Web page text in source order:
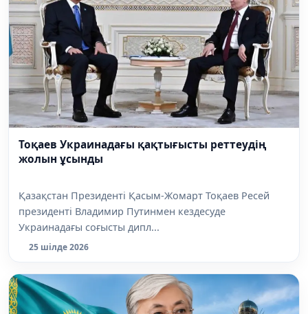
Тоқаев Украинадағы қақтығысты реттеудің
жолын ұсынды
Қазақстан Президенті Қасым-Жомарт Тоқаев Ресей
президенті Владимир Путинмен кездесуде
Украинадағы соғысты дипл...
25 шілде 2026